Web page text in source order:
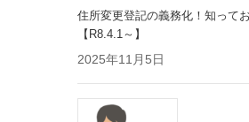
住所変更登記の義務化！知って
【R8.4.1～】
2025年11月5日